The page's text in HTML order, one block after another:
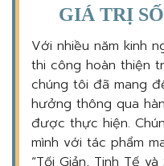
GIÁ TRỊ
Với nhiều năm kinh
thi công hoàn thiện
chúng tôi đã mang
hưởng thông qua
được thực hiện.
mình với tác phẩm
“Tối Giản, Tinh Tế